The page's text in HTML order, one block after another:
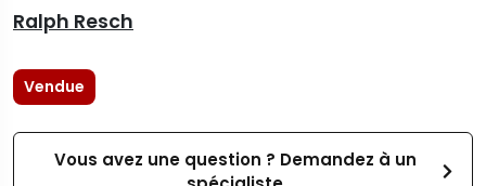
Ralph Resch
Vendue
Vous avez une question ? Demandez à un